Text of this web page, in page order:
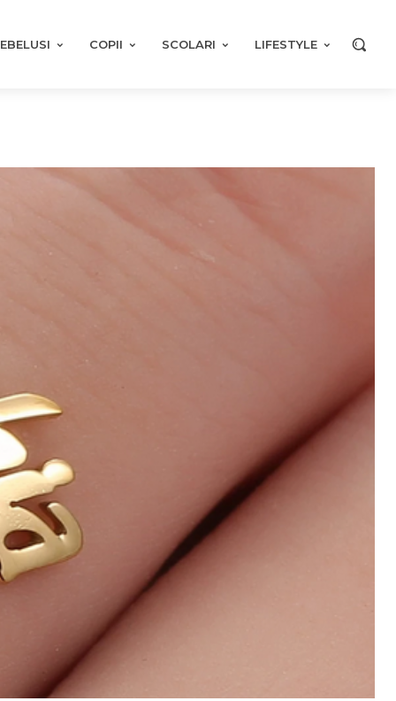
COPII SCOLARI LIFESTYLE